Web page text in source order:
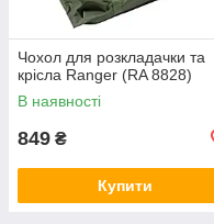
Чохол для розкладачки та
крісла Ranger (RA 8828)
В наявності
849 ₴
Купити